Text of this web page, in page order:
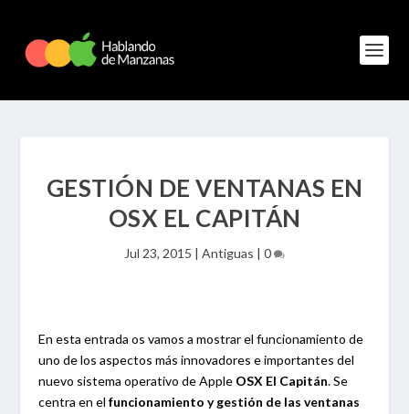
GESTIÓN DE VENTANAS EN
OSX EL CAPITÁN
Jul 23, 2015 | Antiguas | 0
En esta entrada os vamos a mostrar el funcionamiento de
uno de los aspectos más innovadores e importantes del
nuevo sistema operativo de Apple OSX El Capitán. Se
centra en elfuncionamiento y gestión de las ventanas